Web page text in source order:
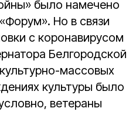
было намечено
Но в связи
с коронавирусом
Белгородской
массовых
культуры было
ветераны